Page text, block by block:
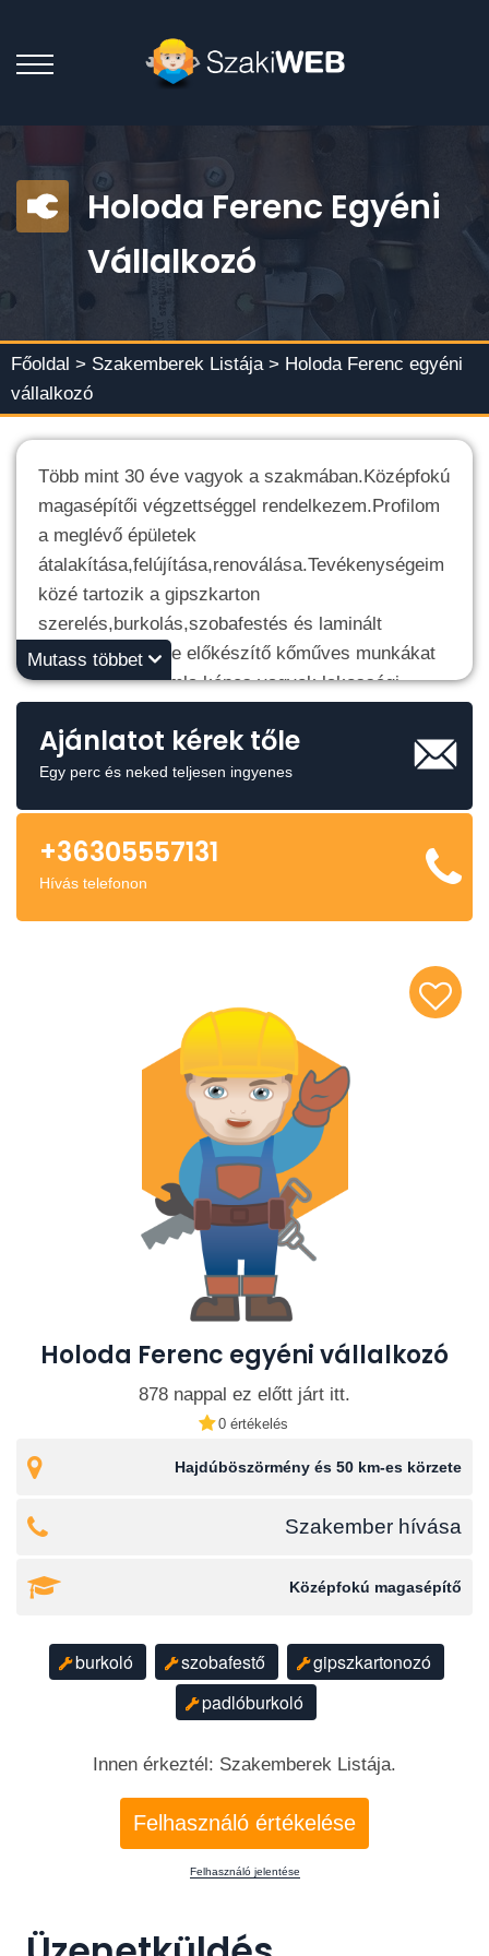
Holoda Ferenc Egyéni
Vállalkozó
Főoldal > Szakemberek Listája > Holoda Ferenc egyéni
vállalkozó
Több mint 30 éve vagyok a szakmában.Középfokú
magasépítői végzettséggel rendelkezem.Profilom
a meglévő épületek
átalakítása,felújítása,renoválása.Tevékenységeim
közé tartozik a gipszkarton
szerelés,burkolás,szobafestés és laminált
parketta rakás de előkészítő kőműves munkákat
is elvégzek.Számla képes vagyok lakossági
Üdvözlettel: Holoda Ferenc
Mutass többet
Ajánlatot kérek tőle
Egy perc és neked teljesen ingyenes
+36305557131
Hívás telefonon
Holoda Ferenc egyéni vállalkozó
878 nappal ez előtt járt itt.
0 értékelés
Hajdúböszörmény és 50 km-es körzete
Szakember hívása
Középfokú magasépítő
burkoló szobafestő
gipszkartonozó
padlóburkoló
Innen érkeztél: Szakemberek Listája.
Felhasználó értékelése
Felhasználó jelentése